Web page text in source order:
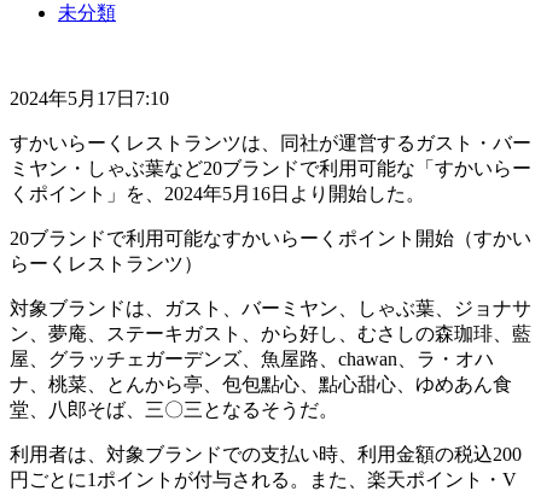
未分類
2024年5月17日7:10
すかいらーくレストランツは、同社が運営するガスト・バー
ミヤン・しゃぶ葉など20ブランドで利用可能な「すかいらー
くポイント」を、2024年5月16日より開始した。
20ブランドで利用可能なすかいらーくポイント開始（すかい
らーくレストランツ）
対象ブランドは、ガスト、バーミヤン、しゃぶ葉、ジョナサ
ン、夢庵、ステーキガスト、から好し、むさしの森珈琲、藍
屋、グラッチェガーデンズ、魚屋路、chawan、ラ・オハ
ナ、桃菜、とんから亭、包包點心、點心甜心、ゆめあん食
堂、八郎そば、三〇三となるそうだ。
利用者は、対象ブランドでの支払い時、利用金額の税込200
円ごとに1ポイントが付与される。また、楽天ポイント・V